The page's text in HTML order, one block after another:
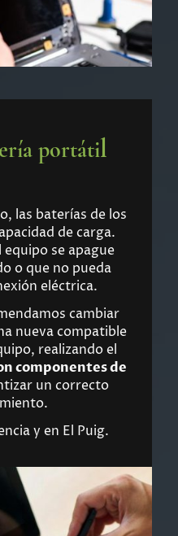
portátil
las baterías de los
de carga.
se apague
o que no pueda
eléctrica.
cambiar
nueva compatible
realizando el
componentes de
un correcto
y en El Puig.